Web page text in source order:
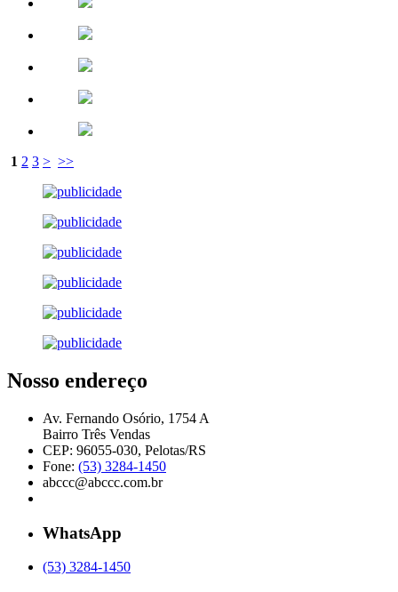
1 2 3 > >>
Nosso endereço
Av. Fernando Osório, 1754 A
Bairro Três Vendas
CEP: 96055-030, Pelotas/RS
Fone: (53) 3284-1450
abccc@abccc.com.br
WhatsApp
(53) 3284-1450